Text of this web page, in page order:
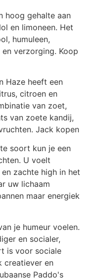
hoog gehalte aan
en limoneen. Het
humuleen,
verzorging. Koop
Haze heeft een
citroen en
van zoet,
van zoete kandij,
Jack kopen
soort kun je een
U voelt
zachte high in het
uw lichaam
maar energiek
je humeur voelen.
en socialer,
is voor sociale
creatiever en
Paddo's